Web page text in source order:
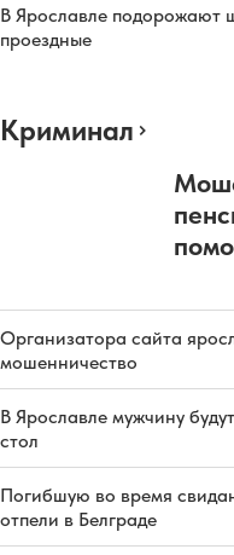
В Ярославле подорожают
проездные
Криминал
Организатора сайта
мошенничество
В Ярославле мужчину
стол
Погибшую во время
отпели в Белграде